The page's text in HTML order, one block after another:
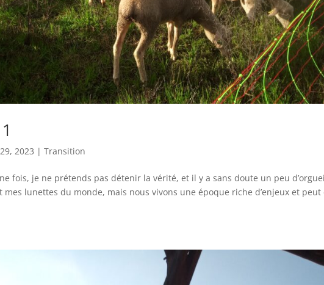
2023 | Transition
fois, je ne prétends pas détenir la vérité, et il y a sans doute un peu
lunettes du monde, mais nous vivons une époque riche d’enjeux et peut